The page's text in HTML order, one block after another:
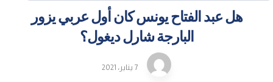
هل عبد الفتاح يونس كان أول عربي يزور
البارجة شارل ديغول؟
7 يناير، 2021